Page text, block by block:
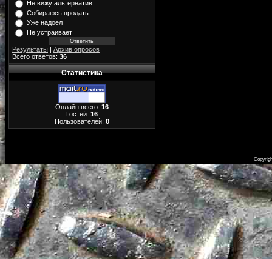
Не вижу альтернатив
Собираюсь продать
Уже надоел
Не устраивает
Результаты | Архив опросов
Всего ответов: 36
Статистика
Онлайн всего: 16
Гостей: 16
Пользователей: 0